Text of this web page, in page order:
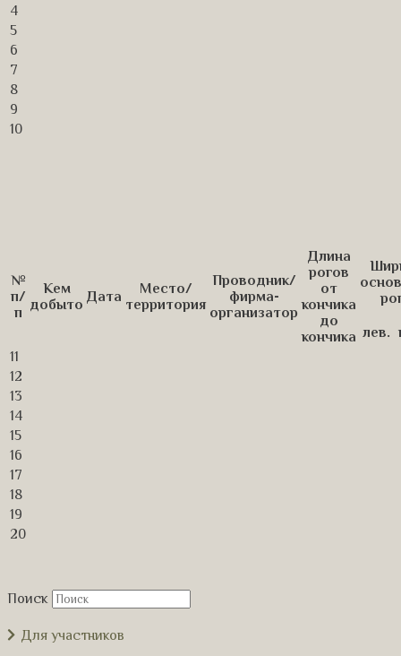
4
5
6
7
8
9
10
№
п/
п
Кем
добыто Дата
Место/
территория
Проводник/
фирма-
организатор
Длина
рогов
от
кончика
до
кончика лев.
11
12
13
14
15
16
17
18
19
20
Поиск
Для участников